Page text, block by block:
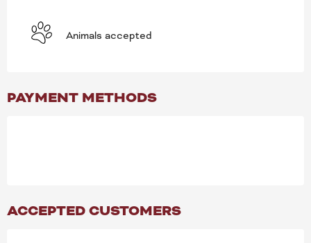
Animals accepted
PAYMENT METHODS
ACCEPTED CUSTOMERS